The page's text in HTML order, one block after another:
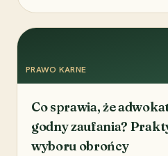
PRAWO KARNE
Co sprawia, że
godny zaufania?
wyboru obrońcy